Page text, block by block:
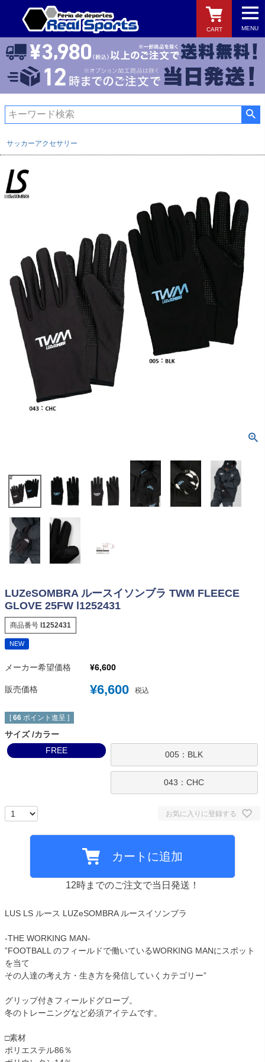
MENU
CART
検索
サッカーアクセサリー
LUZeSOMBRA ルースイソンブラ TWM FLEECE
GLOVE 25FW l1252431
商品番号 l1252431
NEW
メーカー希望価格 ¥6,600
販売価格 ¥6,600 税込
[ 66 ポイント進呈 ]
サイズ カラー
FREE
005：BLK
043：CHC
お気に入りに登録する
カートに追加
12時までのご注文で当日発送！
LUS LS ルース LUZeSOMBRA ルースイソンブラ
-THE WORKING MAN-
”FOOTBALL のフィールドで働いているWORKING MANにスポット
を当て
その人達の考え方・生き方を発信していくカテゴリー”
グリップ付きフィールドグローブ。
冬のトレーニングなど必須アイテムです。
□素材
ポリエステル86％